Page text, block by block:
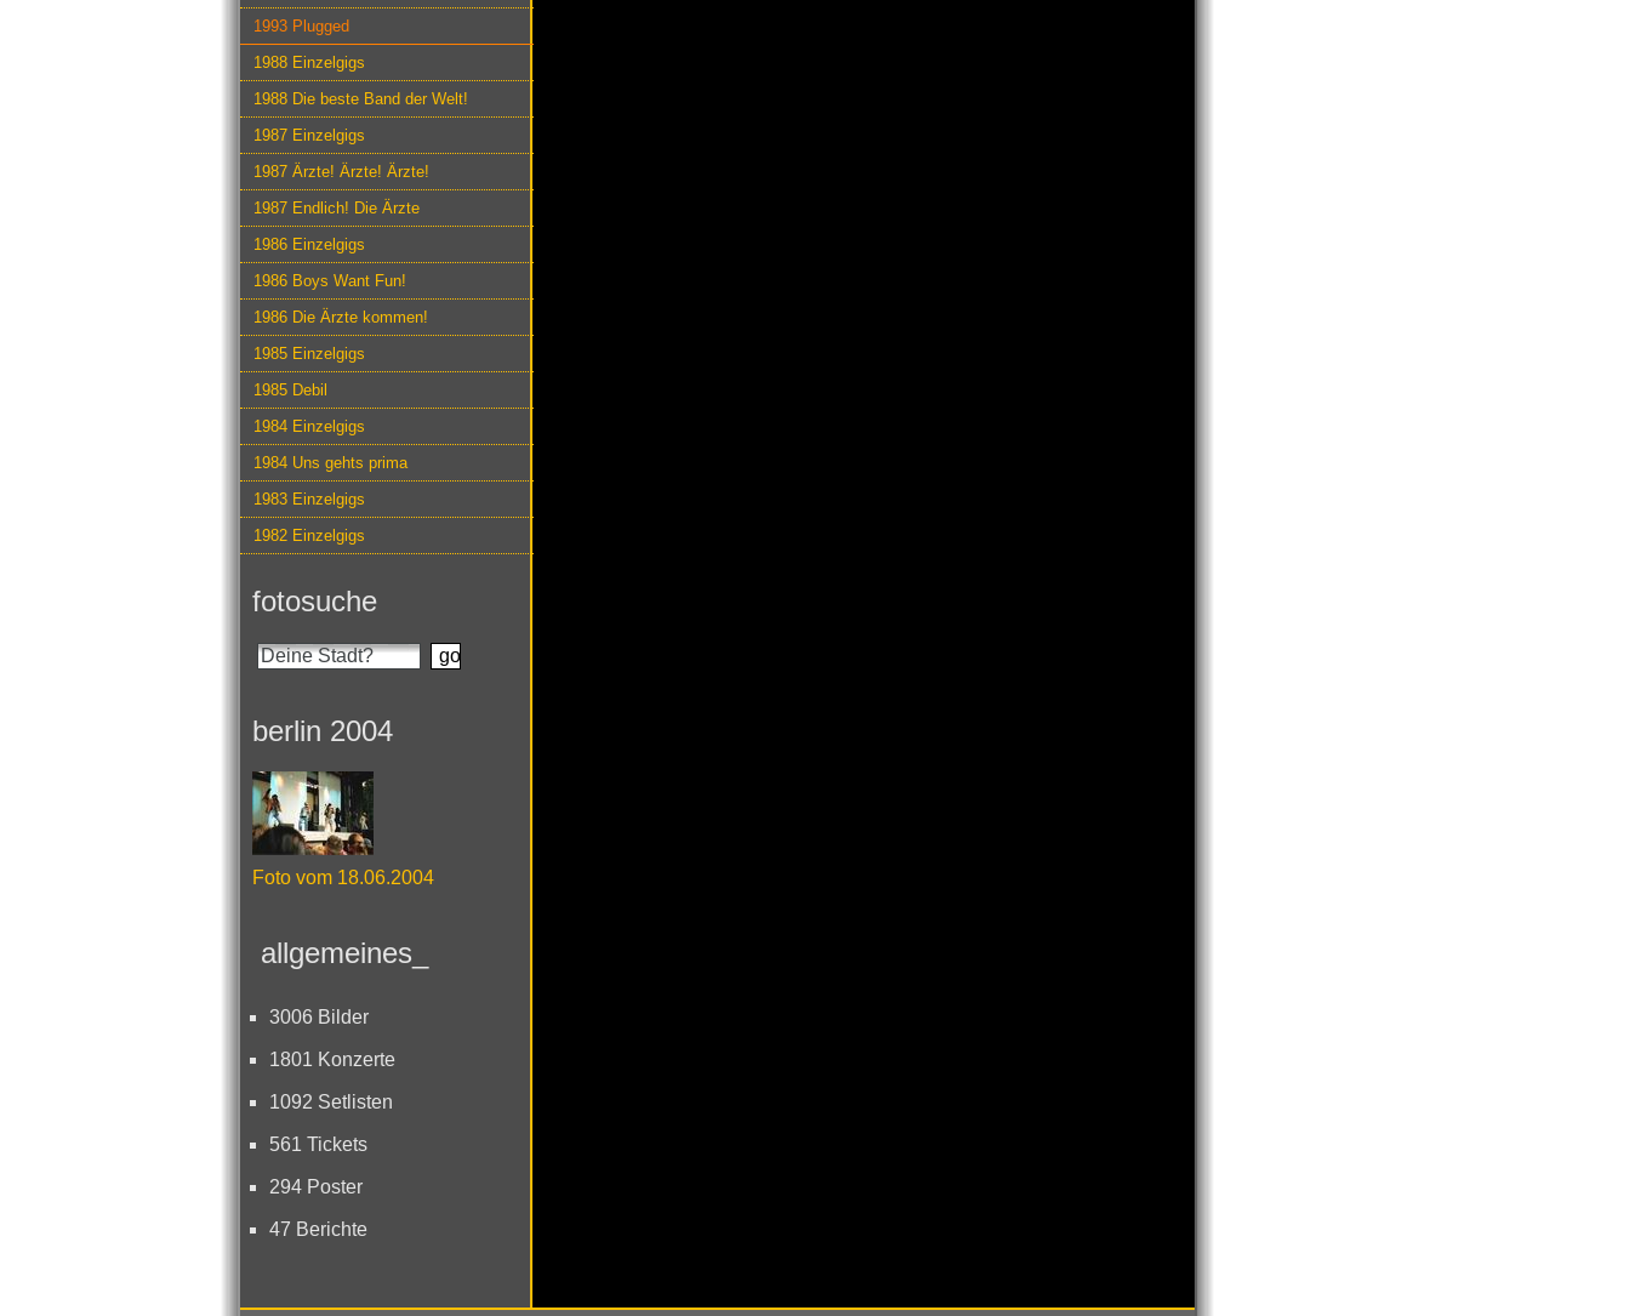
1993 Plugged
1988 Einzelgigs
1988 Die beste Band der Welt!
1987 Einzelgigs
1987 Ärzte! Ärzte! Ärzte!
1987 Endlich! Die Ärzte
1986 Einzelgigs
1986 Boys Want Fun!
1986 Die Ärzte kommen!
1985 Einzelgigs
1985 Debil
1984 Einzelgigs
1984 Uns gehts prima
1983 Einzelgigs
1982 Einzelgigs
fotosuche
berlin 2004
Foto vom 18.06.2004
allgemeines_
3006 Bilder
1801 Konzerte
1092 Setlisten
561 Tickets
294 Poster
47 Berichte